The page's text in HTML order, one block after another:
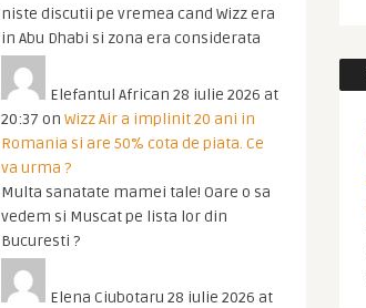
niste discutii pe vremea cand Wizz era
in Abu Dhabi si zona era considerata
Elefantul African 28 iulie 2026 at
20:37 on Wizz Air a implinit 20 ani in
Romania si are 50% cota de piata. Ce
va urma ?
Multa sanatate mamei tale! Oare o sa
vedem si Muscat pe lista lor din
Bucuresti ?
Elena Ciubotaru 28 iulie 2026 at